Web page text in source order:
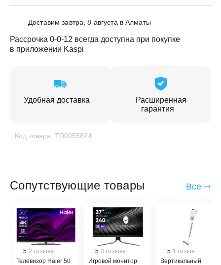
Доставим завтра, 8 августа в Алматы
Рассрочка 0-0-12 всегда доступна при покупке
в приложении Kaspi
Удобная доставка
Расширенная
гарантия
Код товара: TD0055824
Сопутствующие товары Все
5 2 отзыва
Телевизор Haier 50
5 3 отзыва
Игровой монитор
5 1 отзыв
Вертикальный